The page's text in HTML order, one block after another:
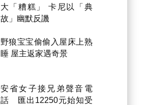
大「糟糕」 卡尼以「典
故」幽默反譏
野狼宝宝偷偷入屋床上熟
睡 屋主返家遇奇景
安省女子接兄弟聲音電
話 匯出12250元始知受